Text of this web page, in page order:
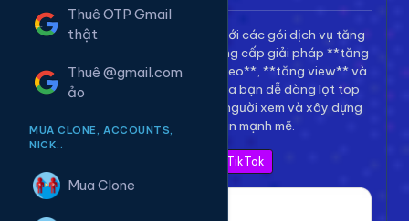
Thuê OTP Gmail
thật
Thuê @gmail.com
ảo
MUA CLONE, ACCOUNTS,
NICK..
Mua Clone
Bùng nổ kênh TikTok của bạn với các gói dịch vụ tăng
trưởng toàn diện. Chúng tôi cung cấp giải pháp **tăng
follow TikTok**, **tăng tim video**, **tăng view** và
**bình luận** để giúp video của bạn dễ dàng lọt top
thịnh hành, thu hút hàng triệu người xem và xây dựng
thương hiệu cá nhân mạnh mẽ.
Xem Bảng Giá TikTok